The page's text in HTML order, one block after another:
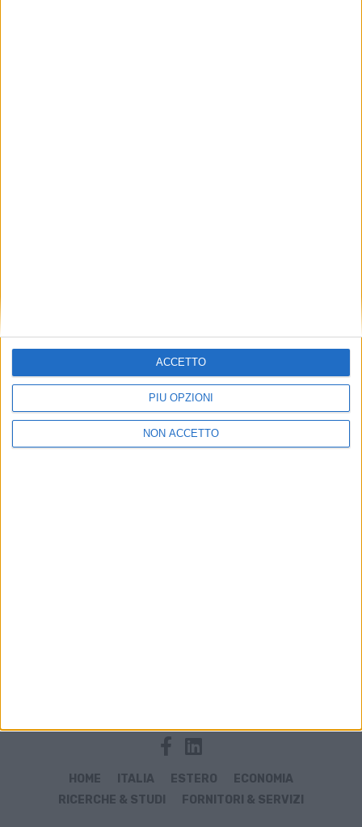
PIÙ OPZIONI
NON ACCETTO
ACCETTO
HOME ITALIA ESTERO
ECONOMIA
RICERCHE & STUDI
FORNITORI & SERVIZI